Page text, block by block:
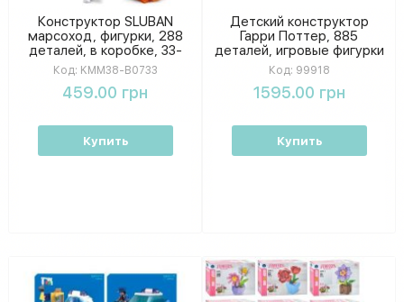
Конструктор SLUBAN
марсоход, фигурки, 288
деталей, в коробке, 33-
24-5,5 см KMM38-B0733
Код: KMM38-B0733
459.00 грн
Купить
Детский конструктор
Гарри Поттер, 885
деталей, игровые фигурки
героев в комплекте, в
коробке
Код: 99918
1595.00 грн
Купить